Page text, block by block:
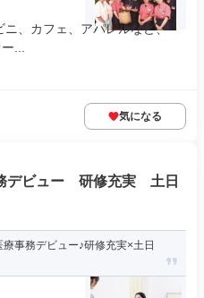
、カフェ、アパレルなど、
...
気になる
デビュー 研修充実 土日
事務デビュー♪研修充実×土日